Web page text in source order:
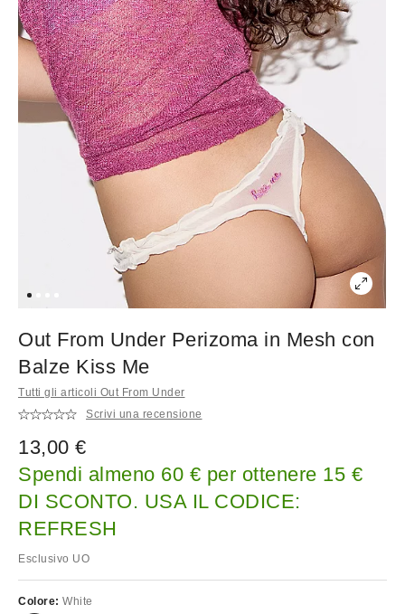
Out From Under Perizoma in Mesh con
Balze Kiss Me
Tutti gli articoli Out From Under
Scrivi una recensione
13,00 €
Spendi almeno 60 € per ottenere 15 €
DI SCONTO. USA IL CODICE:
REFRESH
Esclusivo UO
Colore: White